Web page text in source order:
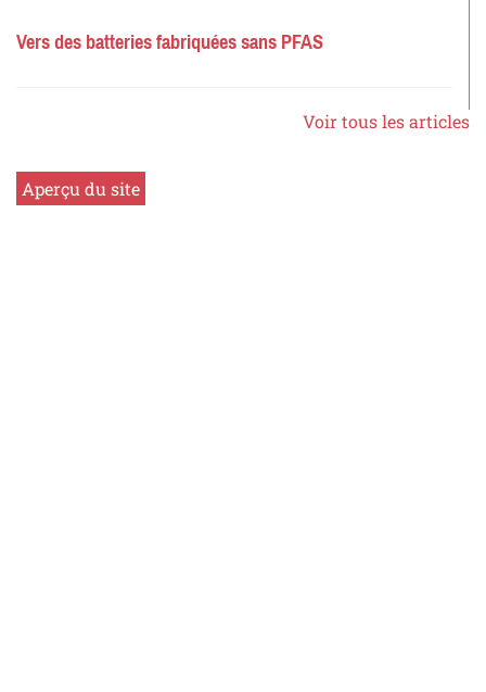
Vers des batteries fabriquées sans PFAS
Voir tous les articles
Aperçu du site